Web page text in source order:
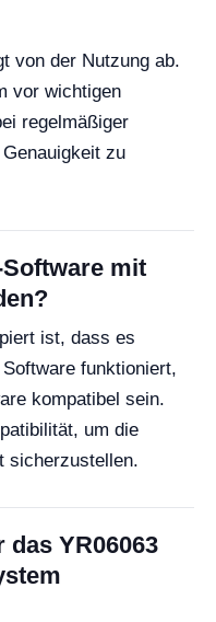
von der Nutzung ab.
vor wichtigen
regelmäßiger
zu
mit
ist, dass es
funktioniert,
kompatibel sein.
um die
sicherzustellen.
YR06063